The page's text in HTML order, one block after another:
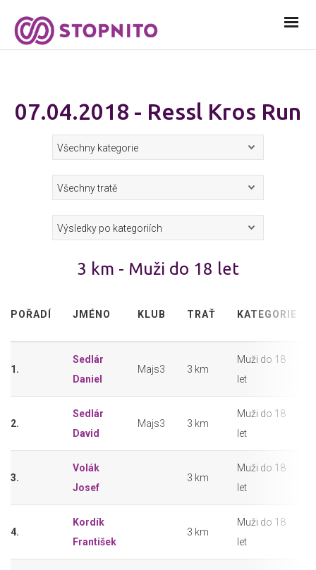
07.04.2018 - Ressl Kros Run
3 km - Muži do 18 let
POŘADÍ JMÉNO KLUB TRAŤ KATEGORIE
1.
Sedlár
Daniel
Majs3 3 km
Muži do 18
let
2.
Sedlár
David
Majs3 3 km
Muži do 18
let
3.
Volák
Josef
3 km
Muži do 18
let
4.
Kordík
František
3 km
Muži do 18
let